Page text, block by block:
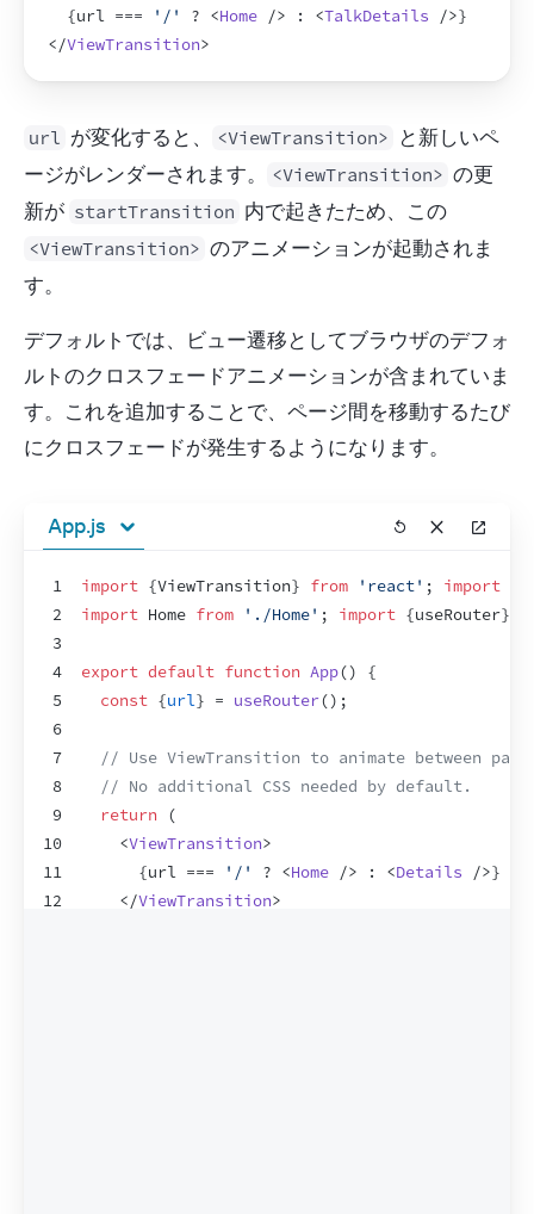
{url === '/' ? <Home /> : <TalkDetails />}
</ViewTransition>
url が変化すると、 <ViewTransition>
と新しいペ
ージがレンダーされます。
<ViewTransition> の更
新が startTransition
<ViewTransition> のアニメーションが起動されま
す。
デフォルトでは、ビュー遷移としてブラウザのデフォ
ルトのクロスフェードアニメーションが含まれていま
す。これを追加することで、ページ間を移動するたび
にクロスフェードが発生するようになります。
App.js
1
2
3
4
5
6
7
8
9
10
11
12
import {ViewTransition} from 'react' ; import
import Home from './Home' ; import {useRouter}
export default function App()
{
const {url} = useRouter() ;
// Use ViewTransition to animate between
// No additional CSS needed by default.
return
(
<ViewTransition>
{url === '/' ? <Home /> : <Details />}
</ViewTransition>